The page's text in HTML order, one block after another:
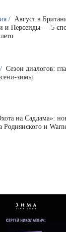
/ Август в
и Персеиды — 5
Сезон диалогов:
зимы
на Саддама»:
Роднянского и